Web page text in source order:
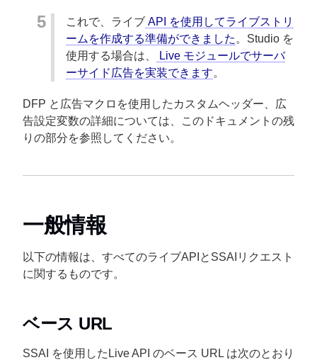
これで、ライブ API を使用してライブストリ
ームを作成する準備ができました 。Studio を
使用する場合は、
Live モジュールでサーバ
ーサイド広告を実装できます。
DFP と広告マクロを使用したカスタムヘッダー、広
告設定変数の詳細については、このドキュメントの残
りの部分を参照してください。
一般情報
以下の情報は、すべてのライブAPIとSSAIリクエスト
に関するものです。
ベース URL
SSAI を使用したLive API のベース URL は次のとおり